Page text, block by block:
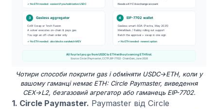
Чотири способи покрити gas і обміняти USDC→ETH, коли у
вашому гаманці немає ETH: Circle Paymaster, виведення
CEX→L2, безгазовий агрегатор або гаманець EIP-7702.
1. Circle Paymaster. Paymaster від Circle